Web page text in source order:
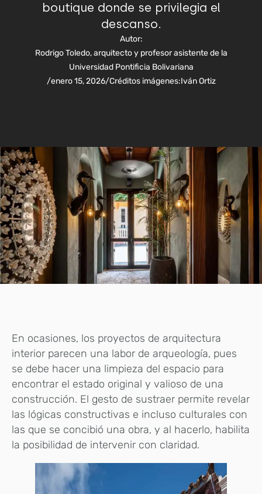
boutique donde se privilegia el
descanso.
Autor:
Rodrigo Toledo, arquitecto y profesor asistente de la
Universidad Pontificia Bolivariana
/enero 15, 2026/Créditos imágenes:Iván Ortiz
En ocasiones, los proyectos de arquitectura
interior parecen una labor de arqueología, pues
se debe hacer una limpieza del espacio para
encontrar el estado original y valioso de una
construcción. El gesto de sustraer permite revelar
las lógicas constructivas e incluso culturales con
las que se concibió una obra, y al hacerlo, habilita
la posibilidad de intervenir con claridad.